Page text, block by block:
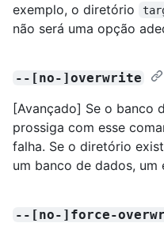
exemplo, o diretório
não será uma opção
--[no-]overwrite
[Avançado] Se o banco
prossiga com esse
falha. Se o diretório
um banco de dados, um
--[no-]force-